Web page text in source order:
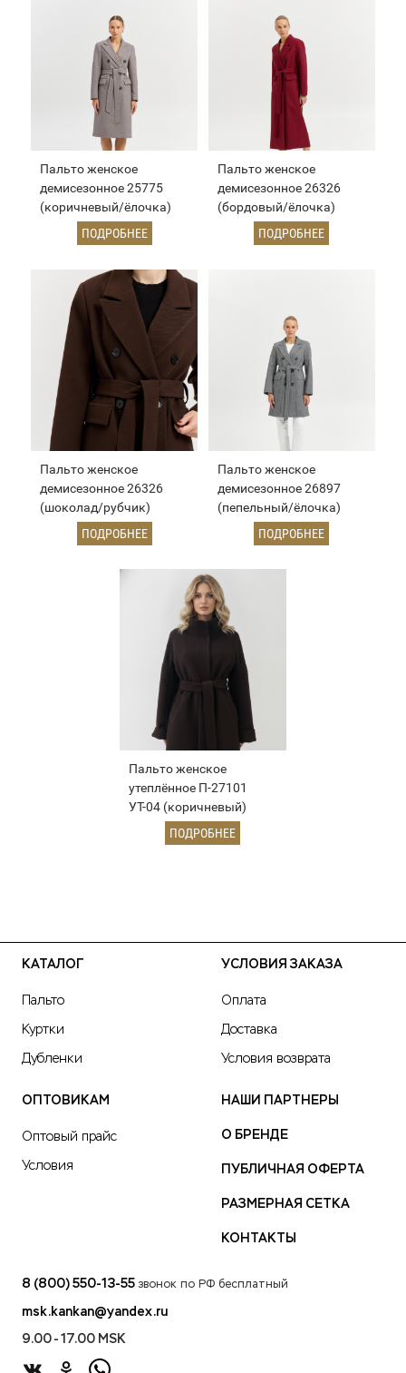
Пальто женское
демисезонное 25775
(коричневый/ёлочка)
ПОДРОБНЕЕ
Пальто женское
демисезонное 26326
(бордовый/ёлочка)
ПОДРОБНЕЕ
Пальто женское
демисезонное 26326
(шоколад/рубчик)
ПОДРОБНЕЕ
Пальто женское
демисезонное 26897
(пепельный/ёлочка)
ПОДРОБНЕЕ
Пальто женское
утеплённое П-27101
УТ-04 (коричневый)
ПОДРОБНЕЕ
КАТАЛОГ
Пальто
Куртки
Дубленки
УСЛОВИЯ ЗАКАЗА
Оплата
Доставка
Условия возврата
ОПТОВИКАМ
Оптовый прайс
Условия
НАШИ ПАРТНЕРЫ
О БРЕНДЕ
ПУБЛИЧНАЯ ОФЕРТА
РАЗМЕРНАЯ СЕТКА
КОНТАКТЫ
8 (800) 550-13-55 звонок по РФ бесплатный
msk.kankan@yandex.ru
9.00 - 17.00 MSK